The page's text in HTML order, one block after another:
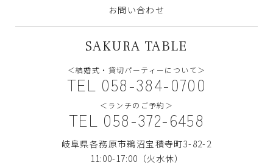
お問い合わせ
SAKURA TABLE
＜結婚式・貸切パーティーについて＞
TEL 058-384-0700
＜ランチのご予約＞
TEL 058-372-6458
岐阜県各務原市鵜沼宝積寺町3-82-2
11:00-17:00（火水休）